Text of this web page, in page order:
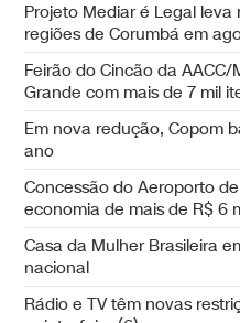
Projeto Mediar é Legal
regiões de Corumbá em
Feirão do Cincão da
Grande com mais de 7 mil
Em nova redução, Copom
ano
Concessão do Aeroporto
economia de mais de R$ 6
Casa da Mulher Brasileira
nacional
Rádio e TV têm novas